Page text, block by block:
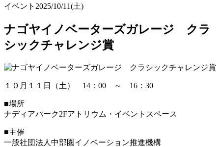
イベント 2025/10/11(土)
ナゴヤイノベーターズガレージ クラ
シックチャレンジ賞
１０月１１日（土） 14：00 ～ 16：30
■場所
ナディアパーク2Fアトリウム・イベントスペース
■主催
一般社団法人中部圏イノベーション推進機構